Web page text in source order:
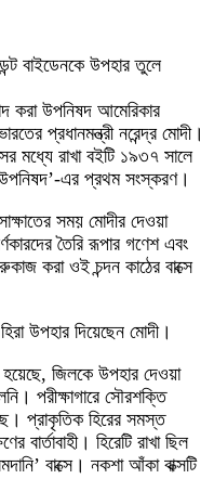
বাইডেনকে উপহার তুলে
করা উপনিষদ আমেরিকার
প্রধানমন্ত্রী নরেন্দ্র মোদী।
মধ্যে রাখা বইটি ১৯৩৭ সালে
এর প্রথম সংস্করণ।
সময় মোদীর দেওয়া
তৈরি রূপার গণেশ এবং
করা ওই চন্দন কাঠের বাক্সে
উপহার দিয়েছেন মোদী।
হয়েছে, জিলকে উপহার দেওয়া
পরীক্ষাগারে সৌরশক্তি
প্রাকৃতিক হিরের সমস্ত
বার্তাবাহী। হিরেটি রাখা ছিল
বাক্সে। নকশা আঁকা বাক্সটি